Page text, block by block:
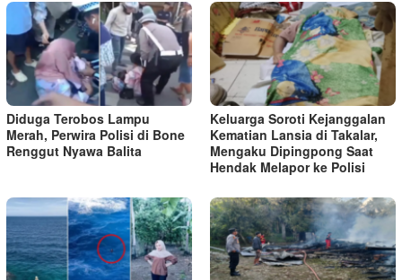
Diduga Terobos Lampu
Merah, Perwira Polisi di Bone
Renggut Nyawa Balita
Keluarga Soroti Kejanggalan
Kematian Lansia di Takalar,
Mengaku Dipingpong Saat
Hendak Melapor ke Polisi